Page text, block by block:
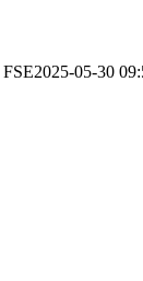
FSE2025-05-30